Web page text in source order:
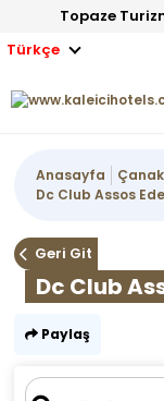
Topaze
Türkçe
Anasayfa
Dc Club Assos
Geri Git
Dc Club
Paylaş